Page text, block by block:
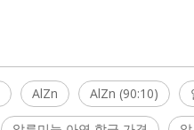
AlZn AlZn (90:10)